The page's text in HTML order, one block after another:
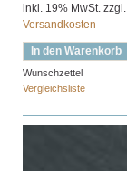
inkl. 19% MwSt. zzgl.
Versandkosten
In den Warenkorb
Wunschzettel
Vergleichsliste